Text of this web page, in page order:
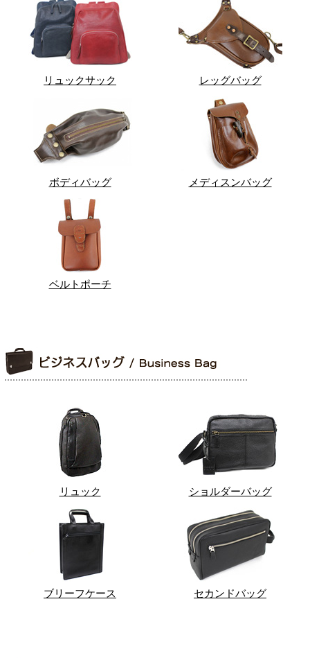
リュックサック レッグバッグ
ボディバッグ メディスンバッグ
ベルトポーチ
リュック ショルダーバッグ
ブリーフケース セカンドバッグ